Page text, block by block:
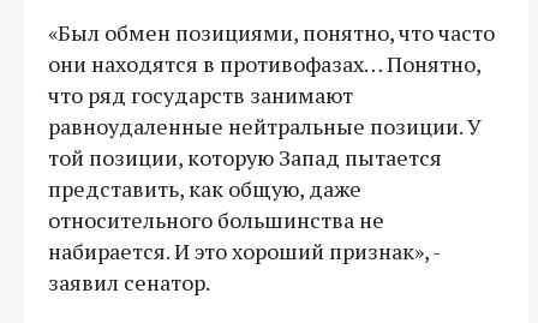
«Был обмен позициями, понятно, что часто
они находятся в противофазах… Понятно,
что ряд государств занимают
равноудаленные нейтральные позиции. У
той позиции, которую Запад пытается
представить, как общую, даже
относительного большинства не
набирается. И это хороший признак», -
заявил сенатор.